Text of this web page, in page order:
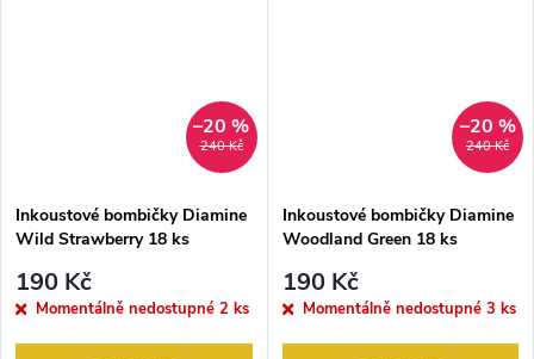
240 Kč
–20 %
Inkoustové bombičky Diamine
Wild Strawberry 18 ks
190 Kč
Momentálně nedostupné 2 ks
240 Kč
–20 %
Inkoustové bombičky Diamine
Woodland Green 18 ks
190 Kč
Momentálně nedostupné 3 ks